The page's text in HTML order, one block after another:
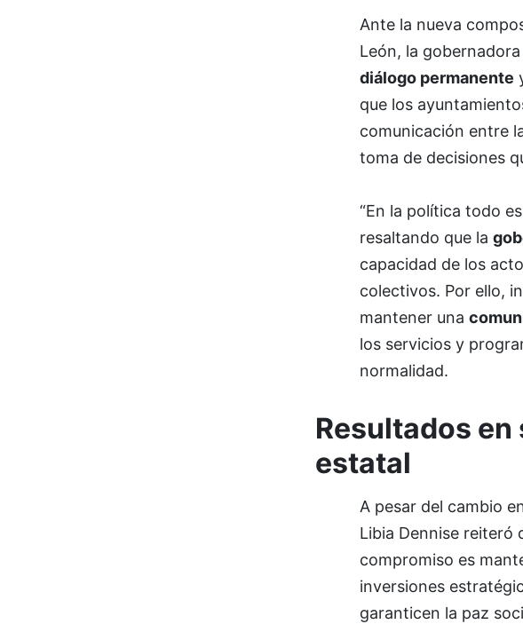
Ante la nueva
León, la
diálogo permanente
que los
comunicación entre
toma de decisiones
“En la política todo
resaltando que la
capacidad de los
colectivos. Por ello,
mantener una
los servicios y
normalidad.
Resultados
estatal
A pesar del cambio
Libia Dennise reiteró
compromiso es
inversiones
garanticen la paz